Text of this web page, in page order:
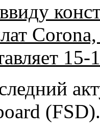
15-
(FSD).